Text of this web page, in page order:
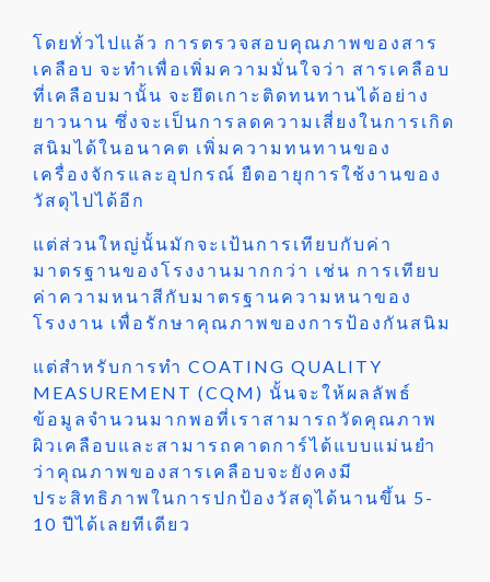
โดยทั่วไปแล้ว การตรวจสอบคุณภาพของสาร
เคลือบ จะทำเพื่อเพิ่มความมั่นใจว่า สารเคลือบ
ที่เคลือบมานั้น จะยึดเกาะติดทนทานได้อย่าง
ยาวนาน ซึ่งจะเป็นการลดความเสี่ยงในการเกิด
สนิมได้ในอนาคต เพิ่มความทนทานของ
เครื่องจักรและอุปกรณ์ ยืดอายุการใช้งานของ
วัสดุไปได้อีก
แต่ส่วนใหญ่นั้นมักจะเป้นการเทียบกับค่า
มาตรฐานของโรงงานมากกว่า เช่น การเทียบ
ค่าความหนาสีกับมาตรฐานความหนาของ
โรงงาน เพื่อรักษาคุณภาพของการป้องกันสนิม
แต่สำหรับการทำ COATING QUALITY
MEASUREMENT (CQM) นั้นจะให้ผลลัพธ์
ข้อมูลจำนวนมากพอที่เราสามารถวัดคุณภาพ
ผิวเคลือบและสามารถคาดการ์ได้แบบแม่นยำ
ว่าคุณภาพของสารเคลือบจะยังคงมี
ประสิทธิภาพในการปกป้องวัสดุได้นานขึ้น 5-
10 ปีได้เลยทีเดียว